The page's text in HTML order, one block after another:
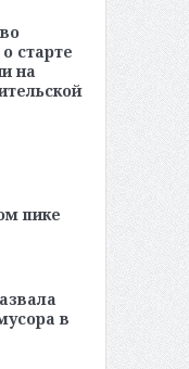
старте
на
пике
в